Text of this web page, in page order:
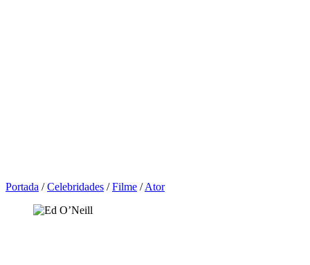
Portada /Celebridades /Filme /Ator